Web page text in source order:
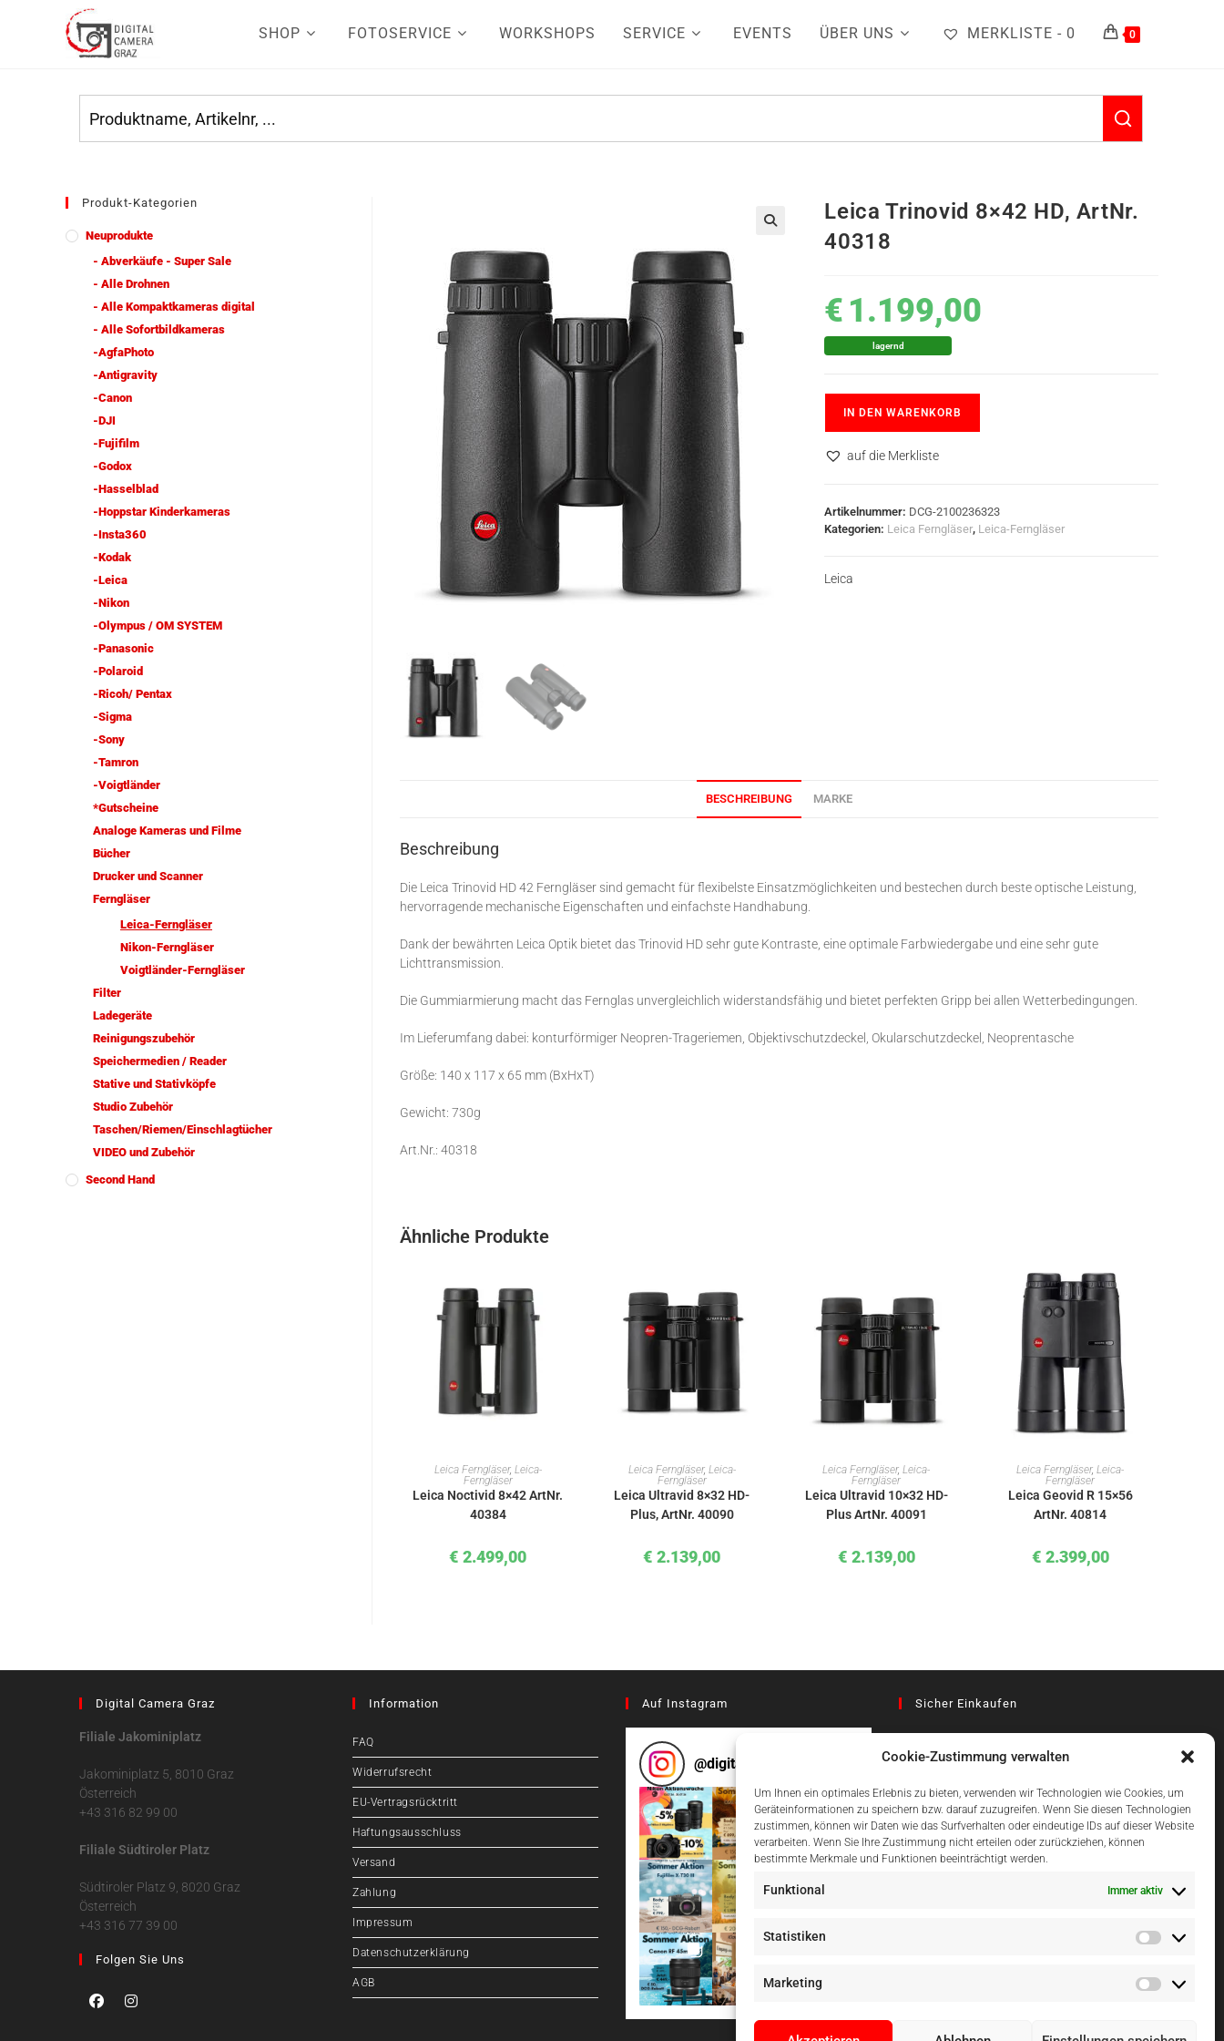
Cookie-Zustimmung verwalten
Um Ihnen ein optimales Erlebnis zu bieten, verwenden wir Technologien wie Cookies, um
Geräteinformationen zu speichern bzw. darauf zuzugreifen. Wenn Sie diesen Technologien
zustimmen, können wir Daten wie das Surfverhalten oder eindeutige IDs auf dieser Website
verarbeiten. Wenn Sie Ihre Zustimmung nicht erteilen oder zurückziehen, können
bestimmte Merkmale und Funktionen beeinträchtigt werden.
Funktional Immer aktiv
Statistiken
Marketing
SHOP FOTOSERVICE WORKSHOPS SERVICE EVENTS ÜBER UNS MERKLISTE - 0 0
Leica Trinovid 8×42 HD, ArtNr.
40318
€ 1.199,00
lagernd
IN DEN WARENKORB
auf die Merkliste
Artikelnummer: DCG-2100236323
Kategorien: Leica Ferngläser, Leica-Ferngläser
Leica
BESCHREIBUNG MARKE
Beschreibung
Die Leica Trinovid HD 42 Ferngläser sind gemacht für flexibelste Einsatzmöglichkeiten und bestechen durch beste optische Leistung,
hervorragende mechanische Eigenschaften und einfachste Handhabung.
Dank der bewährten Leica Optik bietet das Trinovid HD sehr gute Kontraste, eine optimale Farbwiedergabe und eine sehr gute
Lichttransmission.
Die Gummiarmierung macht das Fernglas unvergleichlich widerstandsfähig und bietet perfekten Gripp bei allen Wetterbedingungen.
Im Lieferumfang dabei: konturförmiger Neopren-Trageriemen, Objektivschutzdeckel, Okularschutzdeckel, Neoprentasche
Größe: 140 x 117 x 65 mm (BxHxT)
Gewicht: 730g
Art.Nr.: 40318
Ähnliche Produkte
IN DEN WARENKORB
Leica Ferngläser, Leica-
Ferngläser
Leica Noctivid 8×42 ArtNr.
40384
€ 2.499,00
IN DEN WARENKORB
Leica Ferngläser, Leica-
Ferngläser
Leica Ultravid 8×32 HD-
Plus, ArtNr. 40090
€ 2.139,00
IN DEN WARENKORB
Leica Ferngläser,Leica-
Ferngläser
Leica Ultravid 10×32 HD-
Plus ArtNr. 40091
€ 2.139,00
IN DEN WARENKORB
Leica Ferngläser,Leica-
Ferngläser
Leica Geovid R 15×56
ArtNr. 40814
€ 2.399,00
Produkt-Kategorien
Neuprodukte
- Abverkäufe - Super Sale
- Alle Drohnen
- Alle Kompaktkameras digital
- Alle Sofortbildkameras
-AgfaPhoto
-Antigravity
-Canon
-DJI
-Fujifilm
-Godox
-Hasselblad
-Hoppstar Kinderkameras
-Insta360
-Kodak
-Leica
-Nikon
-Olympus / OM SYSTEM
-Panasonic
-Polaroid
-Ricoh/ Pentax
-Sigma
-Sony
-Tamron
-Voigtländer
*Gutscheine
Analoge Kameras und Filme
Bücher
Drucker und Scanner
Ferngläser
Leica-Ferngläser
Nikon-Ferngläser
Voigtländer-Ferngläser
Filter
Ladegeräte
Reinigungszubehör
Speichermedien / Reader
Stative und Stativköpfe
Studio Zubehör
Taschen/Riemen/Einschlagtücher
VIDEO und Zubehör
Second Hand
Digital Camera Graz
Filiale Jakominiplatz
Jakominiplatz 5, 8010 Graz
Österreich
+43 316 82 99 00
Filiale Südtiroler Platz
Südtiroler Platz 9, 8020 Graz
Österreich
+43 316 77 39 00
Folgen Sie Uns
Information
FAQ
Widerrufsrecht
EU-Vertragsrücktritt
Haftungsausschluss
Versand
Zahlung
Impressum
Datenschutzerklärung
AGB
Auf Instagram
@digitalcameragraz
Sicher Einkaufen
Einfach Online Bezahlen